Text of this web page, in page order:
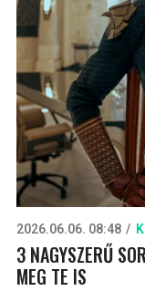
2026.06.06. 08:48
3 NAGYSZERŰ
MEG TE IS